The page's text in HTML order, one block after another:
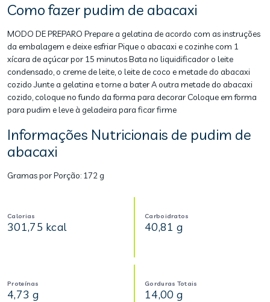
Como fazer pudim de abacaxi
MODO DE PREPARO Prepare a gelatina de acordo com as instruções
da embalagem e deixe esfriar Pique o abacaxi e cozinhe com 1
xícara de açúcar por 15 minutos Bata no liquidificador o leite
condensado, o creme de leite, o leite de coco e metade do abacaxi
cozido Junte a gelatina e torne a bater A outra metade do abacaxi
cozido, coloque no fundo da forma para decorar Coloque em forma
para pudim e leve à geladeira para ficar firme
Informações Nutricionais de pudim de
abacaxi
Gramas por Porção: 172 g
Calorias
301,75 kcal
Carboidratos
40,81 g
Proteínas
4,73 g
Gorduras Totais
14,00 g